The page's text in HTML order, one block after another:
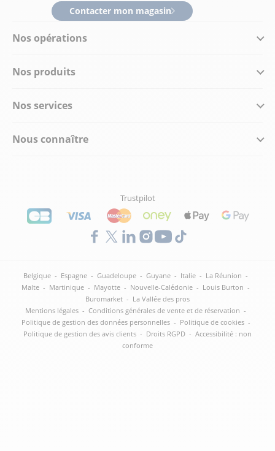
Nos opérations
Nos produits
Nos services
Nous connaître
Contacter mon magasin
Trustpilot
Belgique - Espagne - Guadeloupe - Guyane - Italie - La Réunion -
Malte - Martinique - Mayotte - Nouvelle-Calédonie - Louis Burton -
Buromarket - La Vallée des pros
Mentions légales - Conditions générales de vente et de réservation -
Politique de gestion des données personnelles - Politique de cookies -
Politique de gestion des avis clients - Droits RGPD - Accessibilité : non
conforme